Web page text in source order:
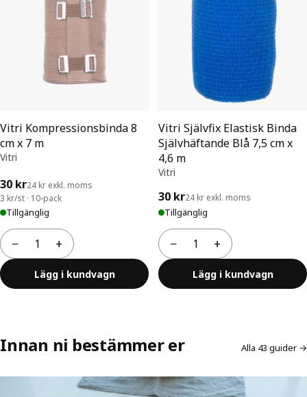
Vitri Kompressionsbinda 8
cm x 7 m
Vitri
30 kr24 kr exkl. moms
3 kr/st · 10-pack
Tillgänglig
−
Antal +
Lägg i kundvagn
Vitri Självfix Elastisk Binda
Självhäftande Blå 7,5 cm x
4,6 m
Vitri
30 kr24 kr exkl. moms
Tillgänglig
−
Antal +
Lägg i kundvagn
Innan ni bestämmer er Alla 43 guider →